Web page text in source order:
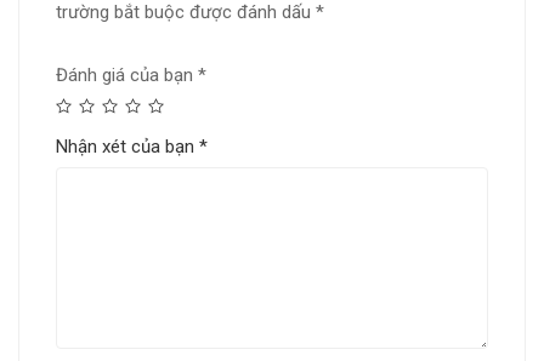
trường bắt buộc được đánh dấu *
Đánh giá của bạn *
Nhận xét của bạn *